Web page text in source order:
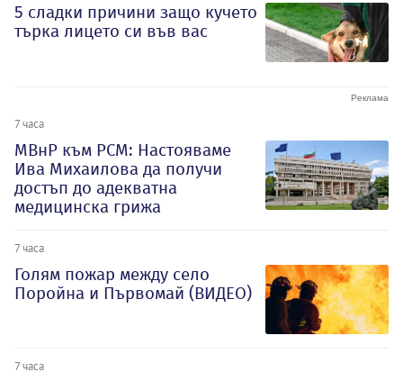
5 сладки причини защо кучето
търка лицето си във вас
7 часа
МВнР към РСМ: Настояваме
Ива Михаилова да получи
достъп до адекватна
медицинска грижа
7 часа
Голям пожар между село
Поройна и Първомай (ВИДЕО)
7 часа